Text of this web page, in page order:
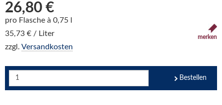
26,80 €
pro Flasche à 0,75 l
35,73 € / Liter
zzgl. Versandkosten
merken
Bestellen